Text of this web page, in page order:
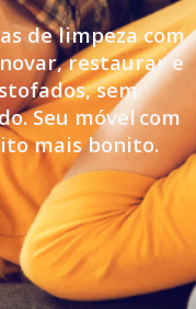
de limpeza com
restaurar e
sem
Seu móvelcom
mais bonito.